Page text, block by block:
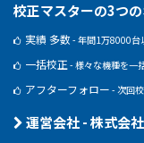
校正マスターの3つ
実績 多数- 年間1万8000台
一括校正 - 様々な機種を一
アフターフォロー - 次回
運営会社 - 株式会